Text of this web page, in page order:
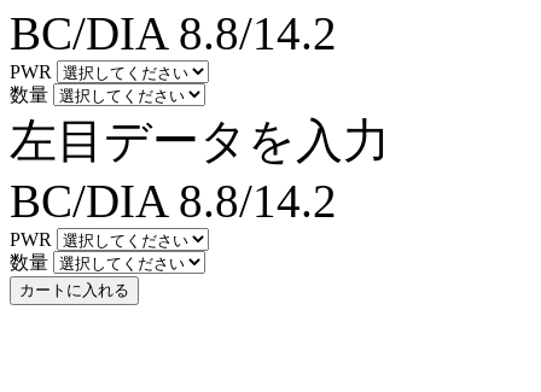
BC/DIA 8.8/14.2
PWR
数量
左目データを入力
BC/DIA 8.8/14.2
PWR
数量
カートに入れる